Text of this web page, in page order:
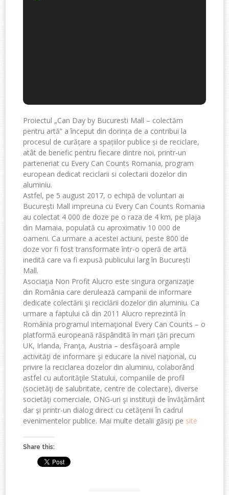
Proiectul „Can Day by Bucuresti Mall – colectăm
pentru artă” a început din dorința de a contribui la
procesul de curățare a spațiilor publice și de reciclare,
atât de benefic pentru fiecare dintre noi, printr-un
parteneriat cu Every Can Counts Romania, program
european dedicat reciclarii si colectarii dozelor din
aluminiu.
Astfel, pe 5 august 2017, o echipă de voluntari ai
București Mall impreuna cu Every Can Counts Romania
au colectat 4 000 de doze pe o raza de 4 km, pe plaja
din Mamaia, populată cu aproximativ 10 000 de
oameni. Ca urmare a acestei actiuni, peste 800 de
doze vor fi fost transformate într-o operă de artă
inedită care va fi expusă publicului larg în București
Mall.
Asociaţia Non Profit Alucro este singura organizaţie
din România care derulează campanii de informare
dedicate colectării şi reciclării dozelor din aluminiu. Ca
urmare a faptului că din 2011 Alucro reprezintă în
România programul internaţional Every Can Counts – o
platformă europeană răspândită în mari ţări precum
UK, Irlanda, Franţa, Austria – desfăşoară ample
activităţi de informare şi educare la nivel naţional, cu
privire la reciclarea dozelor din aluminiu, colaborând
astfel cu autorităţile Statului, companiile de profil
(societăţi de salubritate, centre de colectare), diverse
societăţi comerciale, ONG-uri şi instituţii de învăţământ
dar şi printr-un dialog direct cu cetăţenii în cadrul
evenimentelor publice. Mai multe detalii găsiţi pe site
Share this: